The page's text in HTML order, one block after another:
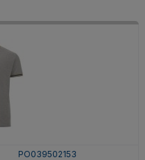
PO039502153